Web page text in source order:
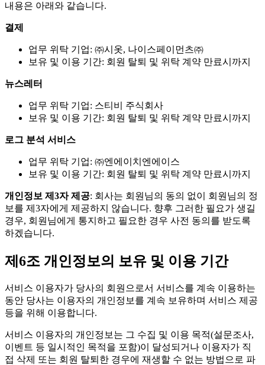
내용은 아래와 같습니다.
결제
업무 위탁 기업: ㈜시옷, 나이스페이먼츠㈜
보유 및 이용 기간: 회원 탈퇴 및 위탁 계약 만료시까지
뉴스레터
업무 위탁 기업: 스티비 주식회사
보유 및 이용 기간: 회원 탈퇴 및 위탁 계약 만료시까지
로그 분석 서비스
업무 위탁 기업: ㈜엔에이치엔에이스
보유 및 이용 기간: 회원 탈퇴 및 위탁 계약 만료시까지
개인정보 제3자 제공: 회사는 회원님의 동의 없이 회원님의 정
보를 제3자에게 제공하지 않습니다. 향후 그러한 필요가 생길
경우, 회원님에게 통지하고 필요한 경우 사전 동의를 받도록
하겠습니다.
제6조 개인정보의 보유 및 이용 기간
서비스 이용자가 당사의 회원으로서 서비스를 계속 이용하는
동안 당사는 이용자의 개인정보를 계속 보유하며 서비스 제공
등을 위해 이용합니다.
서비스 이용자의 개인정보는 그 수집 및 이용 목적(설문조사,
이벤트 등 일시적인 목적을 포함)이 달성되거나 이용자가 직
접 삭제 또는 회원 탈퇴한 경우에 재생할 수 없는 방법으로 파